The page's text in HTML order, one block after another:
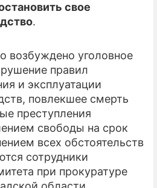
свое
.
возбуждено уголовное
правил
и эксплуатации
повлекшее смерть
преступления
свободы на срок
всех обстоятельств
сотрудники
при прокуратуре